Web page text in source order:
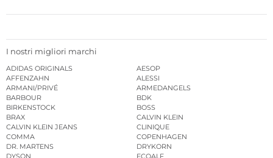
I nostri migliori marchi
ADIDAS ORIGINALS
AESOP
AFFENZAHN
ALESSI
ARMANI/PRIVÉ
ARMEDANGELS
BARBOUR
BDK
BIRKENSTOCK
BOSS
BRAX
CALVIN KLEIN
CALVIN KLEIN JEANS
CLINIQUE
COMMA
COPENHAGEN
DR. MARTENS
DRYKORN
DYSON
ECOALF